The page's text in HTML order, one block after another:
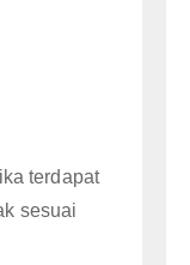
terdapat
sesuai